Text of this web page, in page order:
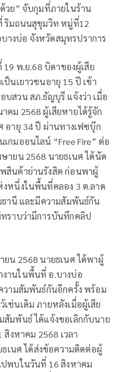
วย” จับกุมที่ภายในร้าน
ริมถนนสุขุมวิท หมู่ที่12
างบ่อ จังหวัดสมุทรปราการ
พ.ย.68 บิดาของผู้เสีย
ป็นเยาวชนอายุ 15 ปี เข้า
บสวน สภ.ธัญบุรี แจ้งว่า เมื่อ
คม 2568 ผู้เสียหายได้รู้จัก
อายุ 34 ปี ผ่านทางเฟซบุ๊ก
กมออนไลน์ “Free Fire” ต่อ
ายน 2568 นายธเนศ ได้นัด
สินค้าย่านรังสิต ก่อนพาผู้
งหนึ่งในพื้นที่คลอง 3 ต.ลาด
ธานี และมีความสัมพันธ์กัน
ราบว่ามีการบันทึกคลิป
ยน 2568 นายธเนศ ได้พาผู้
งานในพื้นที่ อ.บางบ่อ
วามสัมพันธ์กันอีกครั้ง พร้อม
ช่นเดิม ภายหลังเมื่อผู้เสีย
สัมพันธ์ ได้แจ้งขอเลิกกับนาย
งหาคม 2568 เวลา
เนศ ได้ส่งข้อความติดต่อผู้
พบในวันที่ 16 สิงหาคม